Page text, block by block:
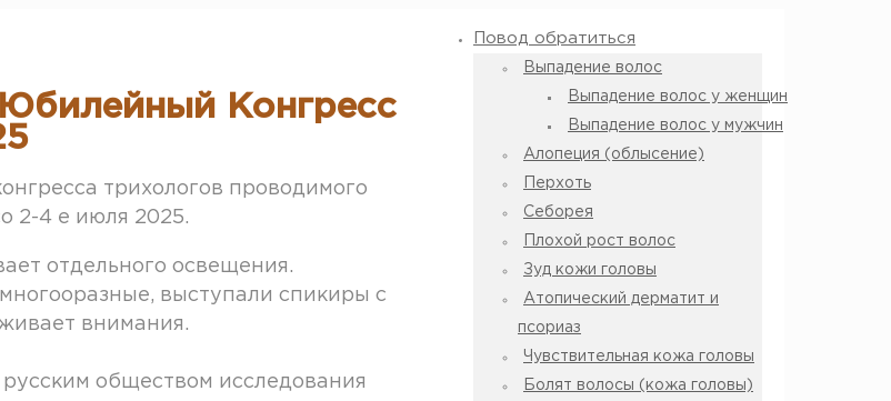
Повод обратиться
Выпадение волос
Выпадение волос у женщин
Выпадение волос у мужчин
Алопеция (облысение)
Перхоть
Себорея
Плохой рост волос
Зуд кожи головы
Атопический дерматит и
псориаз
Чувствительная кожа головы
Болят волосы (кожа головы)
Конгресс
трихологов проводимого
2-4 е июля 2025.
отдельного освещения.
выступали спикиры с
внимания.
обществом исследования